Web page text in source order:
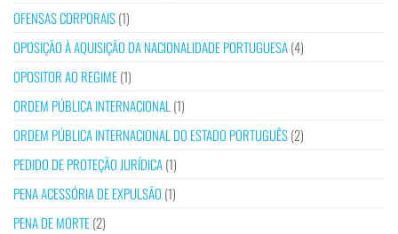
OFENSAS CORPORAIS(1)
OPOSIÇÃO À AQUISIÇÃO DA NACIONALIDADE PORTUGUESA(4)
OPOSITOR AO REGIME(1)
ORDEM PÚBLICA INTERNACIONAL (1)
ORDEM PÚBLICA INTERNACIONAL DO ESTADO PORTUGUÊS(2)
PEDIDO DE PROTEÇÃO JURÍDICA(1)
PENA ACESSÓRIA DE EXPULSÃO (1)
PENA DE MORTE(2)